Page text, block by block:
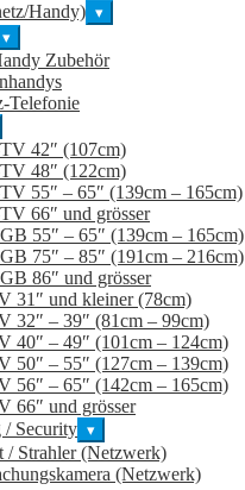
Handy) ▾
▾
Zubehör
Telefonie
42″ (107cm)
48″ (122cm)
55″ – 65″ (139cm – 165cm)
66″ und grösser
55″ – 65″ (139cm – 165cm)
75″ – 85″ (191cm – 216cm)
86″ und grösser
31″ und kleiner (78cm)
32″ – 39″ (81cm – 99cm)
40″ – 49″ (101cm – 124cm)
50″ – 55″ (127cm – 139cm)
56″ – 65″ (142cm – 165cm)
66″ und grösser
/ Security ▾
/ Strahler (Netzwerk)
(Netzwerk)